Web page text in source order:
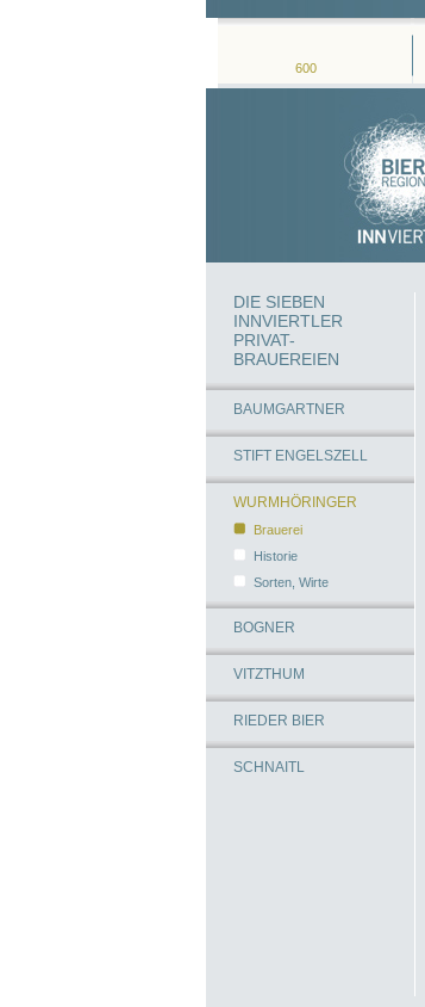
600
DIE SIEBEN
INNVIERTLER
PRIVAT-
BRAUEREIEN
BAUMGARTNER
STIFT ENGELSZELL
WURMHÖRINGER
Brauerei
Historie
Sorten, Wirte
BOGNER
VITZTHUM
RIEDER BIER
SCHNAITL